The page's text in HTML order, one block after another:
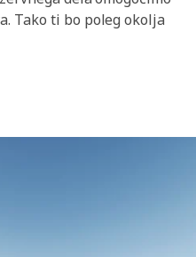
Tako ti bo poleg okolja